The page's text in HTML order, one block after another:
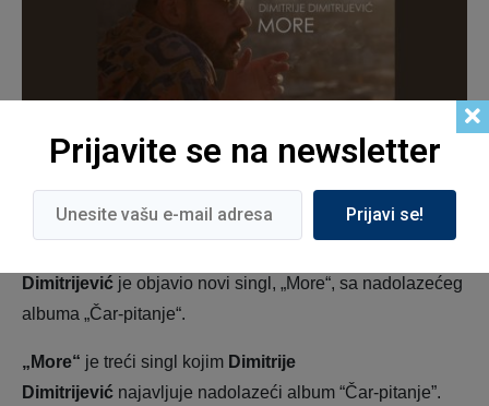
Dimitrijević je objavio novi singl, „More“, sa nadolazećeg
albuma „Čar-pitanje“.
„More“ je treći singl kojim Dimitrije
Dimitrijević najavljuje nadolazeći album “Čar-pitanje”.
Prijavite se na newsletter
Prijavi se!